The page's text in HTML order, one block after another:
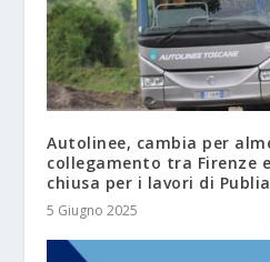
Autolinee, cambia per
collegamento tra Firenze
chiusa per i lavori di
5 Giugno 2025